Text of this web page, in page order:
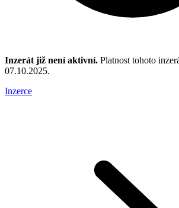
Inzerát již není aktivní. Platnost tohoto
07.10.2025.
Inzerce